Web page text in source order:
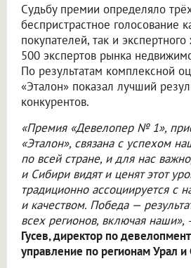
Судьбу премии определяло
беспристрастное голосование
покупателей, так и
500 экспертов рынка
По результатам комплексной
«Эталон» показал лучший
конкурентов.
«Премия «Девелопер № 1»,
«Эталон», связана с успехом
по всей стране, и для нас
и Сибири видят и ценят этот
традиционно ассоциируется с
и качеством. Победа —
всех регионов, включая наши»,
Гусев, директор по
управление по регионам Урал и